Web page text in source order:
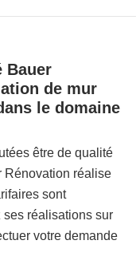
Bauer
de mur
le domaine
être de qualité
Rénovation réalise
sont
réalisations sur
votre demande